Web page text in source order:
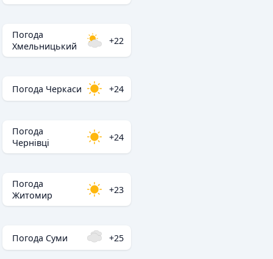
Погода
Хмельницький
+22
Погода Черкаси +24
Погода
Чернівці
+24
Погода
Житомир
+23
Погода Суми +25